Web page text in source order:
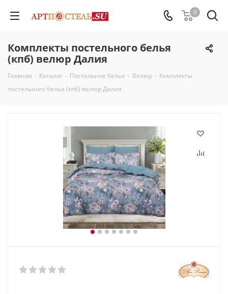
0
Комплекты постельного белья
(кпб) велюр Далия
Главная - Каталог - Постельное белье - Велюр - Комплекты
постельного белья (кпб) велюр Далия